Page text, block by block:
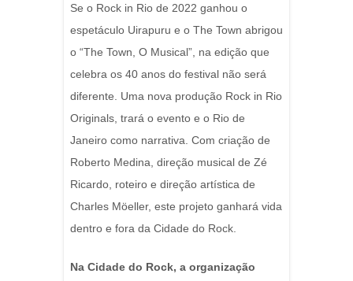
Se o Rock in Rio de 2022 ganhou o
espetáculo Uirapuru e o The Town abrigou
o “The Town, O Musical”, na edição que
celebra os 40 anos do festival não será
diferente. Uma nova produção Rock in Rio
Originals, trará o evento e o Rio de
Janeiro como narrativa. Com criação de
Roberto Medina, direção musical de Zé
Ricardo, roteiro e direção artística de
Charles Möeller, este projeto ganhará vida
dentro e fora da Cidade do Rock.
Na Cidade do Rock, a organização